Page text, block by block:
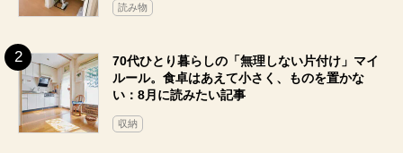
読み物
70代ひとり暮らしの「無理しない片付け」マイ
ルール。食卓はあえて小さく、ものを置かな
い：8月に読みたい記事
収納